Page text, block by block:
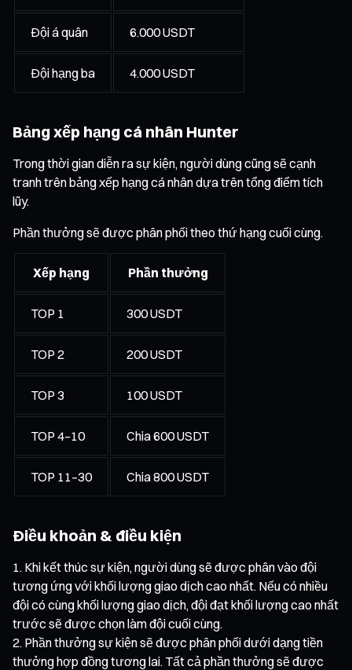
Đội á quân 6.000 USDT
Đội hạng ba 4.000 USDT
Bảng xếp hạng cá nhân Hunter
Trong thời gian diễn ra sự kiện, người dùng cũng sẽ cạnh
tranh trên bảng xếp hạng cá nhân dựa trên tổng điểm tích
lũy.
Phần thưởng sẽ được phân phối theo thứ hạng cuối cùng.
Xếp hạng Phần thưởng
TOP 1 300 USDT
TOP 2 200 USDT
TOP 3 100 USDT
TOP 4–10 Chia 600 USDT
TOP 11–30 Chia 800 USDT
Điều khoản & điều kiện
Khi kết thúc sự kiện, người dùng sẽ được phân vào đội
tương ứng với khối lượng giao dịch cao nhất. Nếu có nhiều
đội có cùng khối lượng giao dịch, đội đạt khối lượng cao nhất
trước sẽ được chọn làm đội cuối cùng.
Phần thưởng sự kiện sẽ được phân phối dưới dạng tiền
thưởng hợp đồng tương lai. Tất cả phần thưởng sẽ được